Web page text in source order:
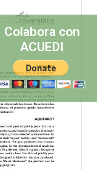
Colabora con
ACUEDI